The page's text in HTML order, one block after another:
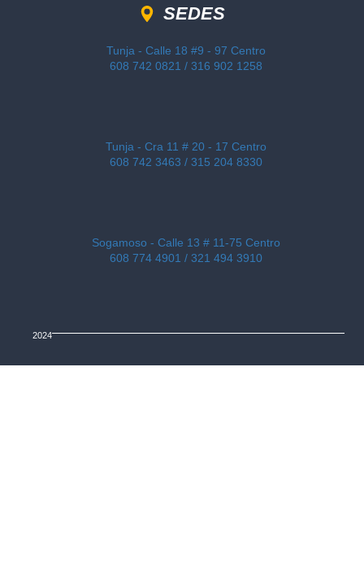
SEDES
Tunja - Calle 18 #9 - 97 Centro
608 742 0821 / 316 902 1258
Tunja - Cra 11 # 20 - 17 Centro
608 742 3463 / 315 204 8330
Sogamoso - Calle 13 # 11-75 Centro
608 774 4901 / 321 494 3910
2024